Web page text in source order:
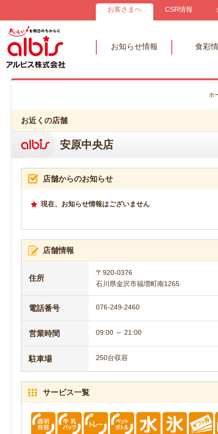
お客さまへ CSR情報
お知らせ情報 食彩
ホ
お近くの店舗
安原中央店
店舗からのお知らせ
現在、お知らせ情報はございません
店舗情報
住所
〒920-0376
石川県金沢市福増町南1265
電話番号 076-249-2460
営業時間 09:00 ～ 21:00
駐車場 250台収容
サービス一覧